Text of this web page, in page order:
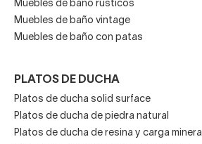
Muebles de baño rústicos
Muebles de baño vintage
Muebles de baño con patas
PLATOS DE DUCHA
Platos de ducha solid surface
Platos de ducha de piedra natural
Platos de ducha de resina y carga mineral